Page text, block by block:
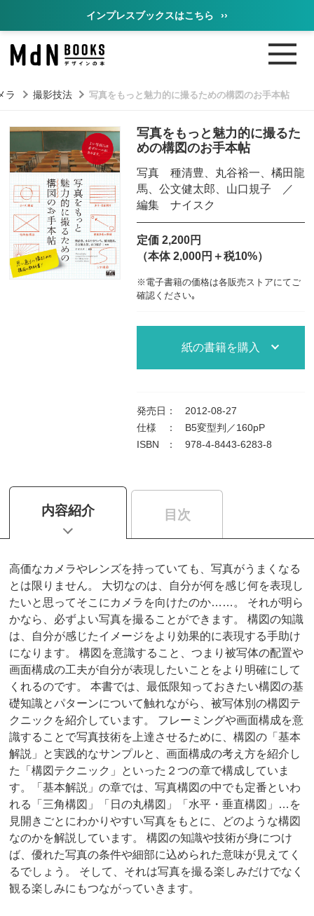
インプレスブックスはこちら ››
ラ 撮影技法 写真をもっと魅力的に撮るための構図のお手本帖
写真をもっと魅力的に撮るた
めの構図のお手本帖
写真 種清豊、丸谷裕一、橘田龍
馬、公文健太郎、山口規子 ／
編集 ナイスク
定価 2,200円
（本体 2,000円＋税10%）
※電子書籍の価格は各販売ストアにてご
確認ください｡
紙の書籍を購入
発売日 ：
2012-08-27
仕様
：
B5変型判／160pP
ISBN
： 978-4-8443-6283-8
内容紹介 目次
高価なカメラやレンズを持っていても、写真がうまくなる
とは限りません。 大切なのは、自分が何を感じ何を表現し
たいと思ってそこにカメラを向けたのか……。 それが明ら
かなら、必ずよい写真を撮ることができます。 構図の知識
は、自分が感じたイメージをより効果的に表現する手助け
になります。 構図を意識すること、つまり被写体の配置や
画面構成の工夫が自分が表現したいことをより明確にして
くれるのです。 本書では、最低限知っておきたい構図の基
礎知識とパターンについて触れながら、被写体別の構図テ
クニックを紹介しています。 フレーミングや画面構成を意
識することで写真技術を上達させるために、構図の「基本
解説」と実践的なサンプルと、画面構成の考え方を紹介し
た「構図テクニック」といった２つの章で構成していま
す。「基本解説」の章では、写真構図の中でも定番といわ
れる「三角構図」「日の丸構図」「水平・垂直構図」…を
見開きごとにわかりやすい写真をもとに、どのような構図
なのかを解説しています。 構図の知識や技術が身につけ
ば、優れた写真の条件や細部に込められた意味が見えてく
るでしょう。 そして、それは写真を撮る楽しみだけでなく
観る楽しみにもつながっていきます。